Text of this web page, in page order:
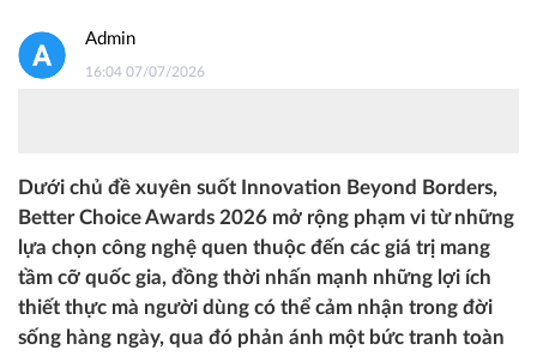
Admin
16:04 07/07/2026
Dưới chủ đề xuyên suốt Innovation Beyond Borders,
Better Choice Awards 2026 mở rộng phạm vi từ những
lựa chọn công nghệ quen thuộc đến các giá trị mang
tầm cỡ quốc gia, đồng thời nhấn mạnh những lợi ích
thiết thực mà người dùng có thể cảm nhận trong đời
sống hàng ngày, qua đó phản ánh một bức tranh toàn